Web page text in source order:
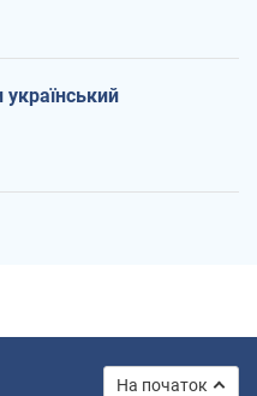
український
На початок